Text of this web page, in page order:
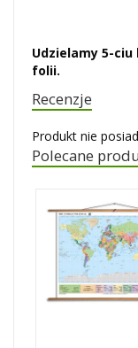
Udzielamy 5-
folii.
Recenzje
Produkt nie
Polecane